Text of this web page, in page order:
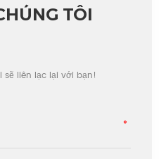
TÔI
liên lạc lại với bạn!